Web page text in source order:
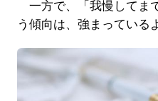
一方で、「我慢してま
う傾向は、強まっている